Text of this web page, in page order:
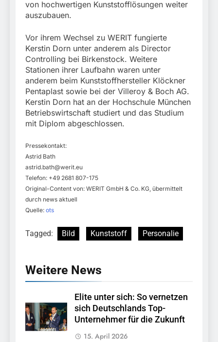
von hochwertigen Kunststofflösungen weiter
auszubauen.
Vor ihrem Wechsel zu WERIT fungierte
Kerstin Dorn unter anderem als Director
Controlling bei Birkenstock. Weitere
Stationen ihrer Laufbahn waren unter
anderem beim Kunststoffhersteller Klöckner
Pentaplast sowie bei der Villeroy & Boch AG.
Kerstin Dorn hat an der Hochschule München
Betriebswirtschaft studiert und das Studium
mit Diplom abgeschlossen.
Pressekontakt:
Astrid Bath
astrid.bath@werit.eu
Telefon: +49 2681 807-175
Original-Content von: WERIT GmbH & Co. KG, übermittelt
durch news aktuell
Quelle: ots
Tagged: Bild Kunststoff Personalie
Weitere News
Elite unter sich: So vernetzen
sich Deutschlands Top-
Unternehmer für die Zukunft
15. April 2026